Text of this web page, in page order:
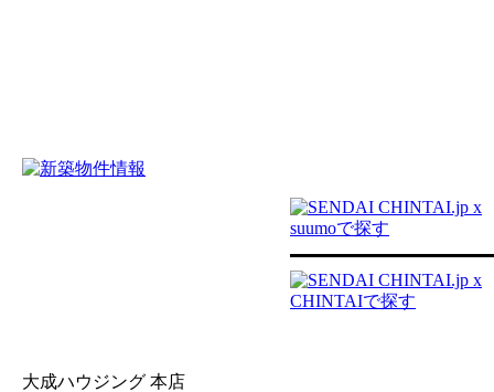
大成ハウジング 本店